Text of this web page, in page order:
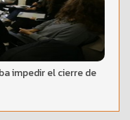
impedir el cierre de